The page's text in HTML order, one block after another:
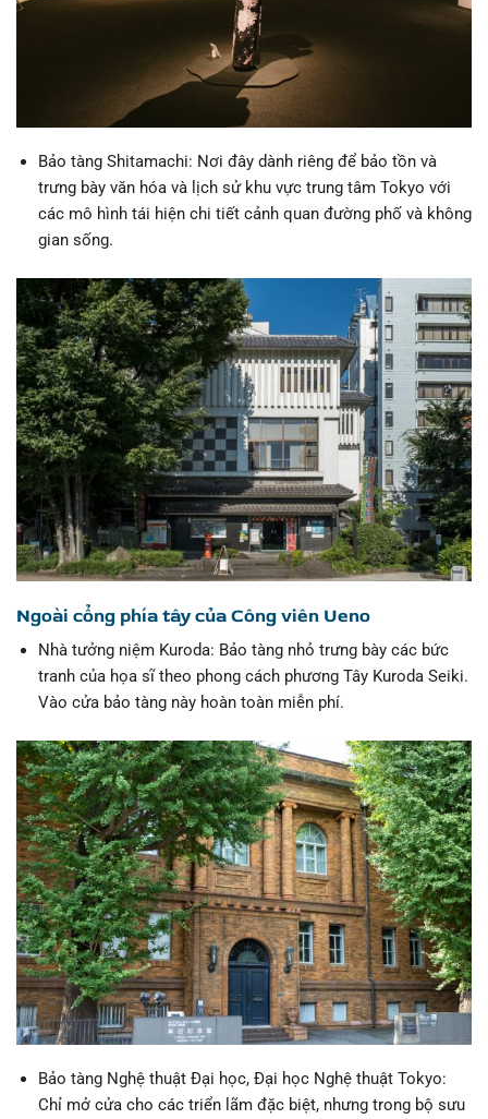
Bảo tàng Shitamachi: Nơi đây dành riêng để bảo tồn và
trưng bày văn hóa và lịch sử khu vực trung tâm Tokyo với
các mô hình tái hiện chi tiết cảnh quan đường phố và không
gian sống.
Ngoài cổng phía tây của Công viên Ueno
Nhà tưởng niệm Kuroda: Bảo tàng nhỏ trưng bày các bức
tranh của họa sĩ theo phong cách phương Tây Kuroda Seiki.
Vào cửa bảo tàng này hoàn toàn miễn phí.
Bảo tàng Nghệ thuật Đại học, Đại học Nghệ thuật Tokyo:
Chỉ mở cửa cho các triển lãm đặc biệt, nhưng trong bộ sưu